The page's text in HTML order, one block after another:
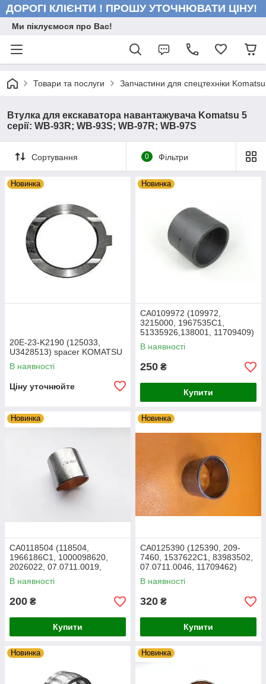
ДОРОГІ КЛІЄНТИ ! ПРОШУ УТОЧНЮВАТИ ЦІНУ!
Ми піклуємося про Вас!
Товари та послуги Запчастини для спецтехніки Komatsu
Втулка для екскаватора навантажувача Komatsu 5
серії: WB-93R; WB-93S; WB-97R; WB-97S
Сортування 0 Фільтри
Новинка
20E-23-K2190 (125033,
U3428513) spacer KOMATSU
В наявності
Ціну уточнюйте
Новинка
CA0109972 (109972,
3215000, 1967535C1,
51335926,138001, 11709409)
Втулка KOMATSU
В наявності
250 ₴
Купити
Новинка
CA0118504 (118504,
1966186C1, 1000098620,
2026022, 07.0711.0019,
11988557) Втулка KOMATSU
В наявності
200 ₴
Купити
Новинка
CA0125390 (125390, 209-
7460, 1537622C1, 83983502,
07.0711.0046, 11709462)
Втулка KOMATSU
В наявності
320 ₴
Купити
Новинка Новинка